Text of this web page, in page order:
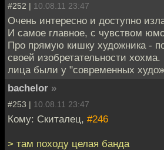
#252 | 10.08.11 23:47
Очень интересно и доступно
И самое главное, с чувством
Про прямую кишку художника -
своей изобретательности
лица были у "современных
bachelor »
#253 | 10.08.11 23:47
Кому: Скиталец, #246
> там походу целая банда